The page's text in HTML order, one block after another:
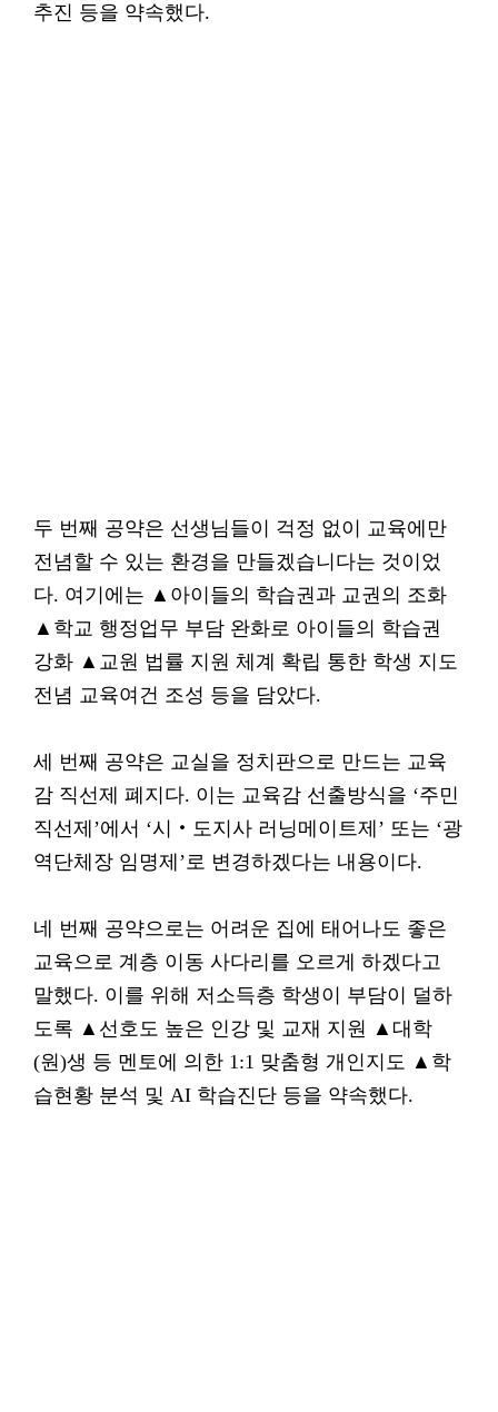
추진 등을 약속했다.
두 번째 공약은 선생님들이 걱정 없이 교육에만
전념할 수 있는 환경을 만들겠습니다는 것이었
다. 여기에는 ▲아이들의 학습권과 교권의 조화
▲학교 행정업무 부담 완화로 아이들의 학습권
강화 ▲교원 법률 지원 체계 확립 통한 학생 지도
전념 교육여건 조성 등을 담았다.
세 번째 공약은 교실을 정치판으로 만드는 교육
감 직선제 폐지다. 이는 교육감 선출방식을 ‘주민
직선제’에서 ‘시‧도지사 러닝메이트제’ 또는 ‘광
역단체장 임명제’로 변경하겠다는 내용이다.
네 번째 공약으로는 어려운 집에 태어나도 좋은
교육으로 계층 이동 사다리를 오르게 하겠다고
말했다. 이를 위해 저소득층 학생이 부담이 덜하
도록 ▲선호도 높은 인강 및 교재 지원 ▲대학
(원)생 등 멘토에 의한 1:1 맞춤형 개인지도 ▲학
습현황 분석 및 AI 학습진단 등을 약속했다.